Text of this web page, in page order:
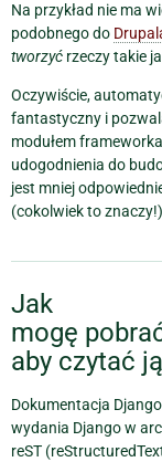
Na przykład nie ma
podobnego do
tworzyć rzeczy takie
Oczywiście,
fantastyczny i
modułem
udogodnienia do
jest mniej
(cokolwiek to
Jak
mogę
aby czytać
Dokumentacja
wydania Django w
reST